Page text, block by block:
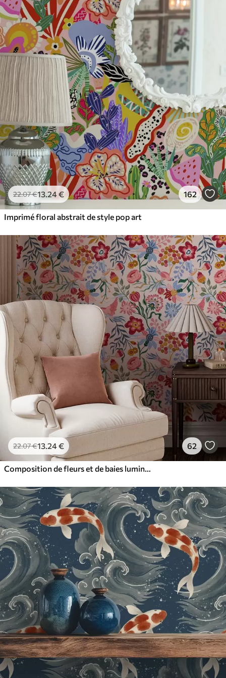
65.0039.00 €/m²
22.07€13.24€ 162
Imprimé floral abstrait de style pop art
22.07€13.24€ 62
Composition de fleurs et de baies lumineuses avec des perroquets